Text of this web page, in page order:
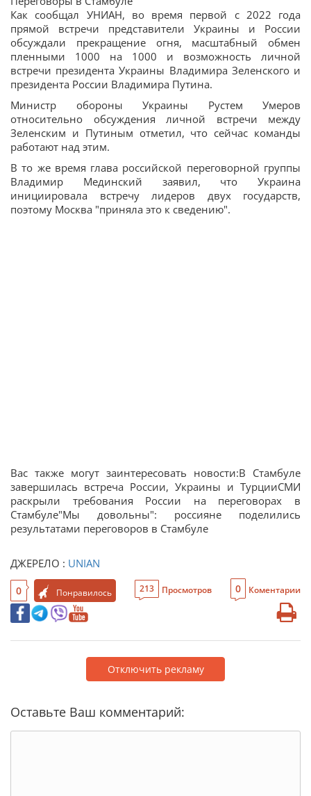
Как сообщал УНИАН, во время первой с 2022 года
прямой встречи представители Украины и России
обсуждали прекращение огня, масштабный обмен
пленными 1000 на 1000 и возможность личной
встречи президента Украины Владимира Зеленского и
президента России Владимира Путина.
Министр обороны Украины Рустем Умеров
относительно обсуждения личной встречи между
Зеленским и Путиным отметил, что сейчас команды
работают над этим.
В то же время глава российской переговорной группы
Владимир Мединский заявил, что Украина
инициировала встречу лидеров двух государств,
поэтому Москва "приняла это к сведению".
Вас также могут заинтересовать новости:В Стамбуле
завершилась встреча России, Украины и ТурцииСМИ
раскрыли требования России на переговорах в
Стамбуле"Мы довольны": россияне поделились
результатами переговоров в Стамбуле
ДЖЕРЕЛО : UNIAN
0 Понравилось 213 Просмотров 0 Коментарии
Отключить рекламу
Оставьте Ваш комментарий: